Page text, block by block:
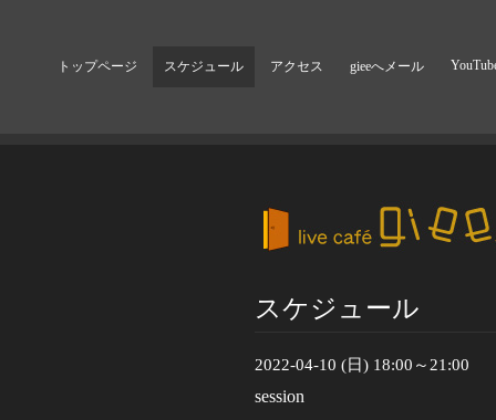
トップページ スケジュール アクセス gieeへメール
スケジュール
2022-04-10 (日) 18:00～21:00
session